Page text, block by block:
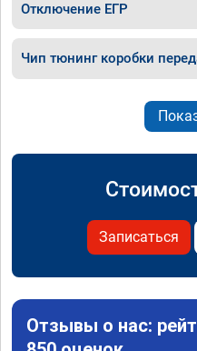
Отключение ЕГР
Чип тюнинг коробки
Записаться
Отзывы о нас: